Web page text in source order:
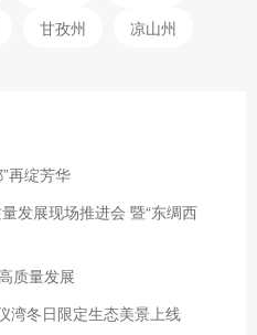
甘孜州 凉山州
再绽芳华
发展现场推进会 暨“东绸西
质量发展
湾冬日限定生态美景上线